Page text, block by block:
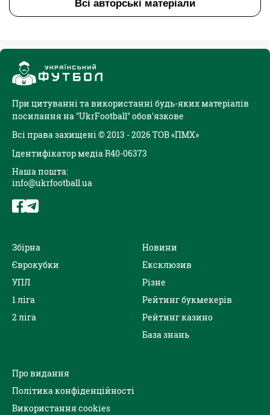
Всі авторські матеріали
При цитуванні та використанні будь-яких матеріалів
посилання на "UkrFootball" обов'язкове
Всі права захищені © 2013 - 2026 ТОВ «ПМХ»
Ідентифікатор медіа R40-06373
Наша пошта:
info@ukrfootball.ua
Збірна
Єврокубки
УПЛ
1 ліга
2 ліга
Новини
Ексклюзив
Різне
Рейтинг букмекерів
Рейтинг казино
База знань
Про видання
Політика конфіденційності
Використання cookies